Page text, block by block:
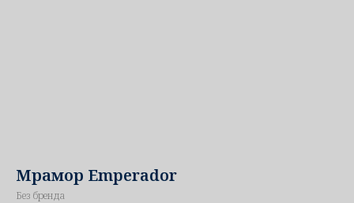
Мрамор Emperador
Без бренда